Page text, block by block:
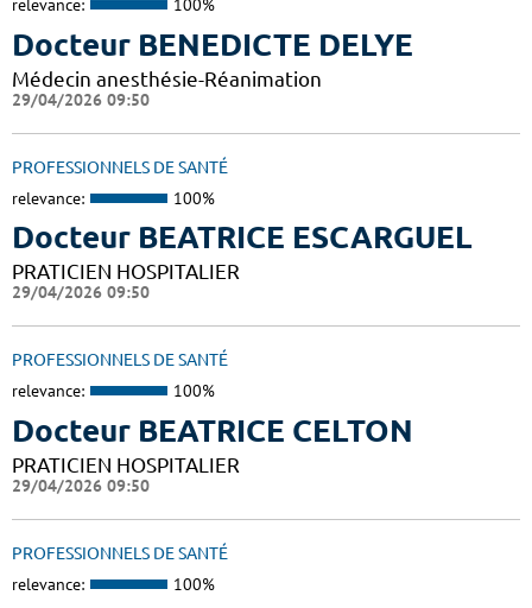
relevance: 100%
Docteur BENEDICTE DELYE
Médecin anesthésie-Réanimation
29/04/2026 09:50
PROFESSIONNELS DE SANTÉ
relevance: 100%
Docteur BEATRICE ESCARGUEL
PRATICIEN HOSPITALIER
29/04/2026 09:50
PROFESSIONNELS DE SANTÉ
relevance: 100%
Docteur BEATRICE CELTON
PRATICIEN HOSPITALIER
29/04/2026 09:50
PROFESSIONNELS DE SANTÉ
relevance: 100%